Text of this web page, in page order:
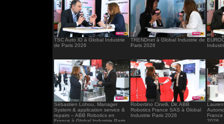
TSC Auto ID à Global Industrie
de Paris 2026
TRENDnet à Global Industrie de
Paris 2026
Sébastien Lohou, Manager
System & application service &
repairs – ABB Robotics en
France à Global Industrie Paris
Robertino Cinelli, Dir. ABB
Robotics France SAS à Global
Industrie Paris 2026
2026